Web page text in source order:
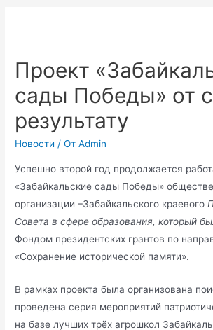
Проект
сады Победы» от
результату
Новости / От Admin
Успешно второй год продолжается
«Забайкальские сады Победы»
организации –Забайкальского краевого
Совета в сфере образования, который
Фондом президентских грантов по
«Сохранение исторической памяти».
В рамках проекта была организована
проведена серия мероприятий
на базе лучших трёх агрошкол